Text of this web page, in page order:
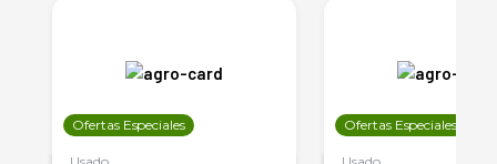
Ofertas Especiales Ofertas Especiales